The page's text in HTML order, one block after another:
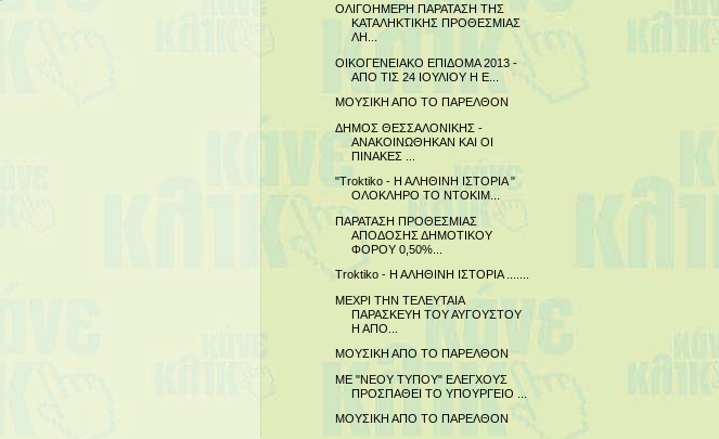
ΟΛΙΓΟΗΜΕΡΗ ΠΑΡΑΤΑΣΗ ΤΗΣ
ΚΑΤΑΛΗΚΤΙΚΗΣ ΠΡΟΘΕΣΜΙΑΣ
ΛΗ...
ΟΙΚΟΓΕΝΕΙΑΚΟ ΕΠΙΔΟΜΑ 2013 -
ΑΠΟ ΤΙΣ 24 ΙΟΥΛΙΟΥ Η Ε...
ΜΟΥΣΙΚΗ ΑΠΟ ΤΟ ΠΑΡΕΛΘΟΝ
ΔΗΜΟΣ ΘΕΣΣΑΛΟΝΙΚΗΣ -
ΑΝΑΚΟΙΝΩΘΗΚΑΝ ΚΑΙ ΟΙ
ΠΙΝΑΚΕΣ ...
"Troktiko - Η ΑΛΗΘΙΝΗ ΙΣΤΟΡΙΑ "
ΟΛΟΚΛΗΡΟ ΤΟ ΝΤΟΚΙΜ...
ΠΑΡΑΤΑΣΗ ΠΡΟΘΕΣΜΙΑΣ
ΑΠΟΔΟΣΗΣ ΔΗΜΟΤΙΚΟΥ
ΦΟΡΟΥ 0,50%...
Troktiko - Η ΑΛΗΘΙΝΗ ΙΣΤΟΡΙΑ .......
ΜΕΧΡΙ ΤΗΝ ΤΕΛΕΥΤΑΙΑ
ΠΑΡΑΣΚΕΥΗ ΤΟΥ ΑΥΓΟΥΣΤΟΥ
Η ΑΠΟ...
ΜΟΥΣΙΚΗ ΑΠΟ ΤΟ ΠΑΡΕΛΘΟΝ
ΜΕ "ΝΕΟΥ ΤΥΠΟΥ" ΕΛΕΓΧΟΥΣ
ΠΡΟΣΠΑΘΕΙ ΤΟ ΥΠΟΥΡΓΕΙΟ ...
ΜΟΥΣΙΚΗ ΑΠΟ ΤΟ ΠΑΡΕΛΘΟΝ